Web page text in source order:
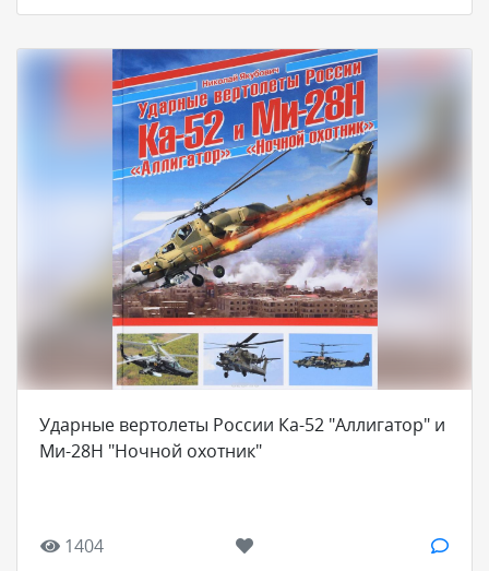
Ударные вертолеты России Ка-52 "Аллигатор" и
Ми-28Н "Ночной охотник"
1404